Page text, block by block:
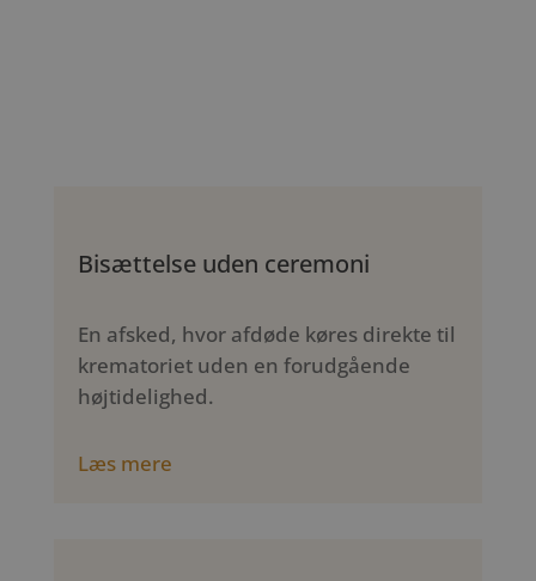
Bisættelse uden ceremoni
En afsked, hvor afdøde køres direkte til
krematoriet uden en forudgående
højtidelighed.
Læs mere